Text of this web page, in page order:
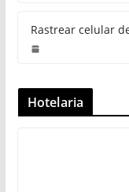
Rastrear celular
Hotelaria